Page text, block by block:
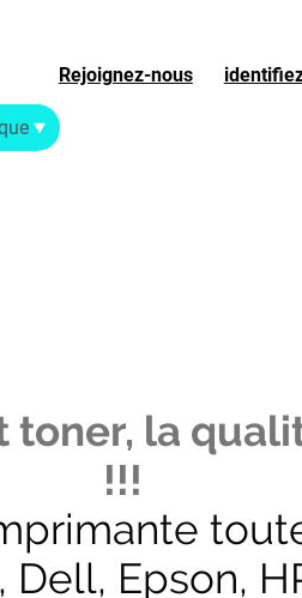
Rejoignez-nousou
toner, la
!!!
Epson,